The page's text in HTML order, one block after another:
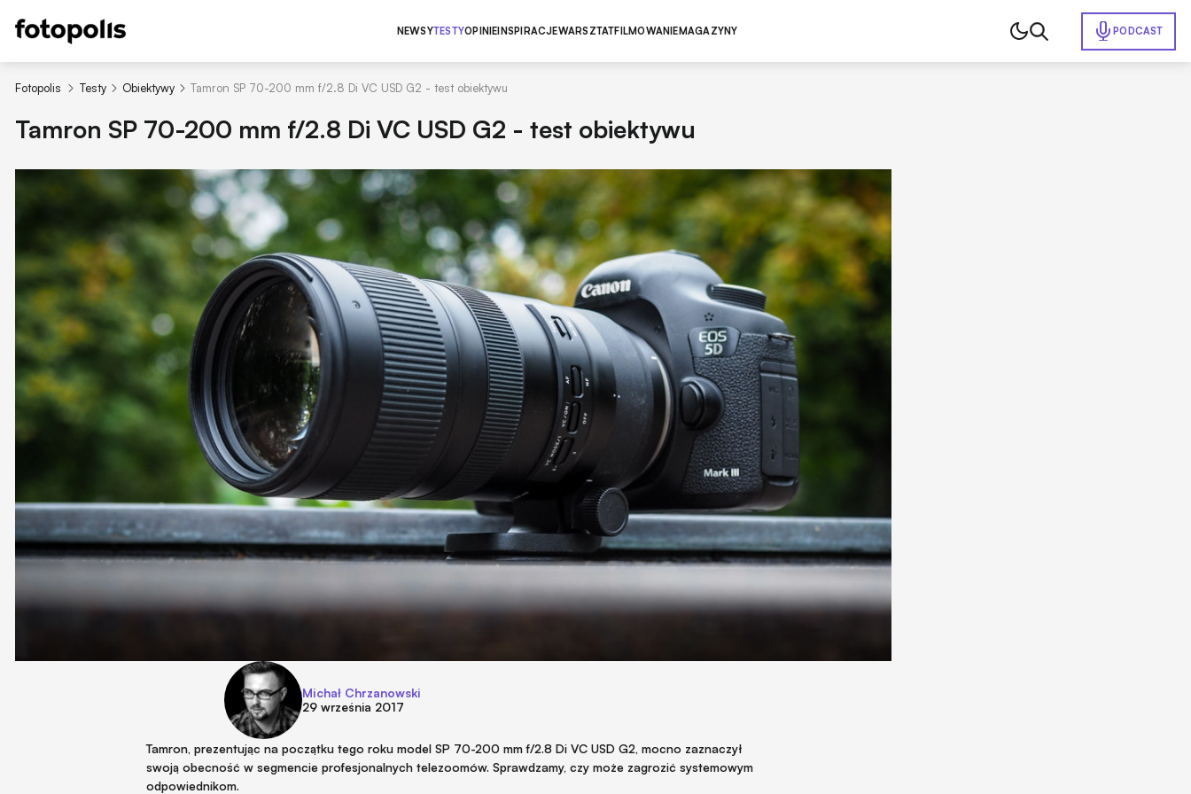
NEWSYTESTYOPINIEINSPIRACJEWARSZTATFILMOWANIEMAGAZYNY PODCAST
Fotopolis Testy Obiektywy Tamron SP 70-200 mm f/2.8 Di VC USD G2 - test obiektywu
Tamron SP 70-200 mm f/2.8 Di VC USD G2 - test obiektywu
Michał Chrzanowski
29 września 2017
Tamron, prezentując na początku tego roku model SP 70-200 mm f/2.8 Di VC USD G2, mocno zaznaczył
swoją obecność w segmencie profesjonalnych telezoomów. Sprawdzamy, czy może zagrozić systemowym
odpowiednikom.